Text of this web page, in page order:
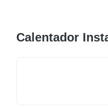
Calentador